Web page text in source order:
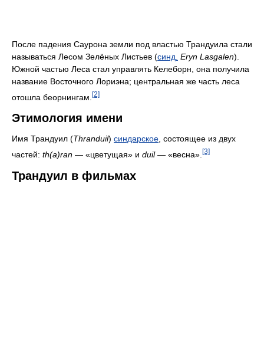
После падения Саурона земли под властью Трандуила стали
называться Лесом Зелёных Листьев (синд. Eryn Lasgalen).
Южной частью Леса стал управлять Келеборн, она получила
название Восточного Лориэна; центральная же часть леса
отошла беорнингам. [2]
Этимология имени
Имя Трандуил (Thranduil) синдарское, состоящее из двух
частей: th(a)ran — «цветущая» и duil— «весна». [3]
Трандуил в фильмах